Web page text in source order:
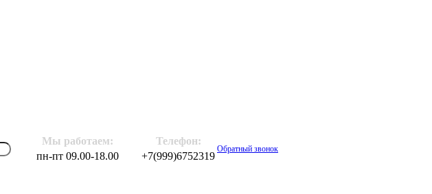
Мы работаем:
Телефон:
пн-пт 09.00-18.00
+7(999)6752319
Обратный звонок